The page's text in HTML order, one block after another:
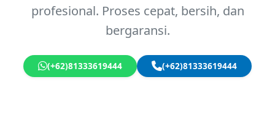
profesional. Proses cepat, bersih, dan
bergaransi.
(+62)81333619444 (+62)81333619444